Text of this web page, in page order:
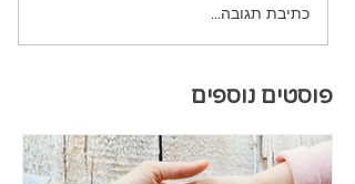
כתיבת תגובה...
פוסטים נוספים